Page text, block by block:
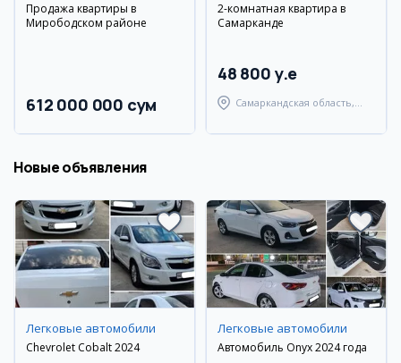
Продажа квартиры в
Мирободском районе
612 000 000 сум
2-комнатная квартира в
Самарканде
48 800 y.e
Самаркандская область,
Новые объявления
Легковые автомобили
Chevrolet Cobalt 2024
Легковые автомобили
Автомобиль Onyx 2024 года